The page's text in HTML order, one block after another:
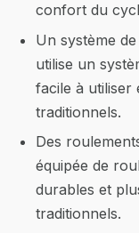
confort du
Un système
utilise un
facile à utiliser
traditionnels.
Des
équipée de
durables et
traditionnels.